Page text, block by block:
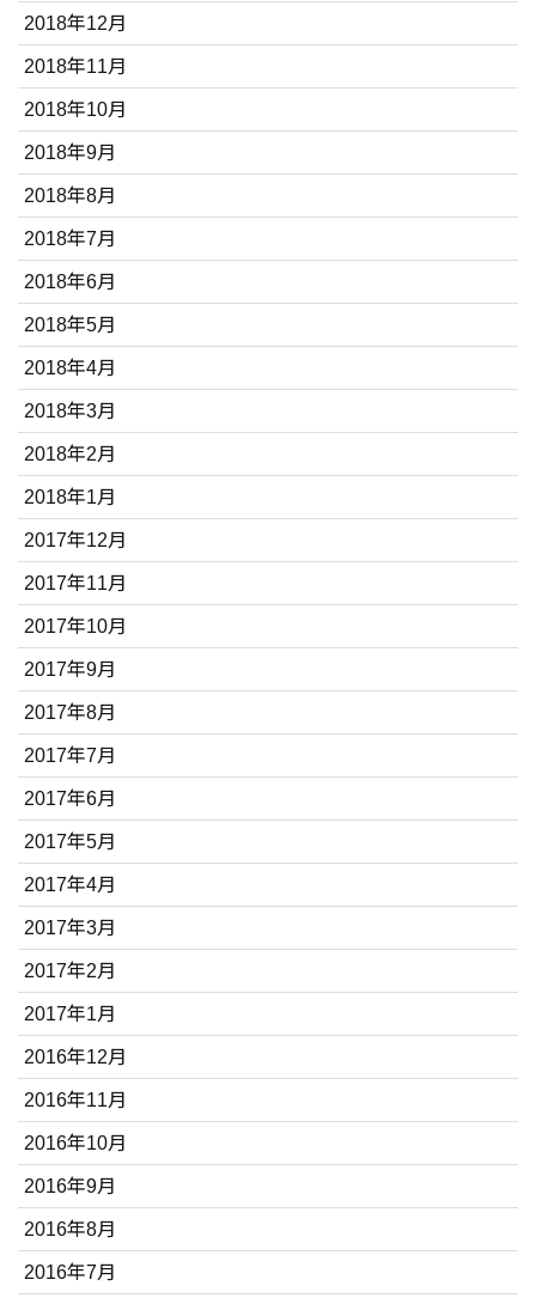
2018年12月
2018年11月
2018年10月
2018年9月
2018年8月
2018年7月
2018年6月
2018年5月
2018年4月
2018年3月
2018年2月
2018年1月
2017年12月
2017年11月
2017年10月
2017年9月
2017年8月
2017年7月
2017年6月
2017年5月
2017年4月
2017年3月
2017年2月
2017年1月
2016年12月
2016年11月
2016年10月
2016年9月
2016年8月
2016年7月